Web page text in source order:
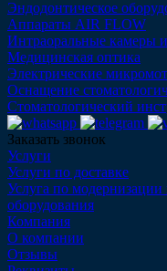
Эндодонтическое
Аппараты AIR FLOW
Интраоральные камеры
Медицинская оптика
Электрические
Оснащение
Стоматологический
Заказать звонок
Услуги
Услуги по доставке
Услуга по модернизации
оборудования
Компания
О компании
Отзывы